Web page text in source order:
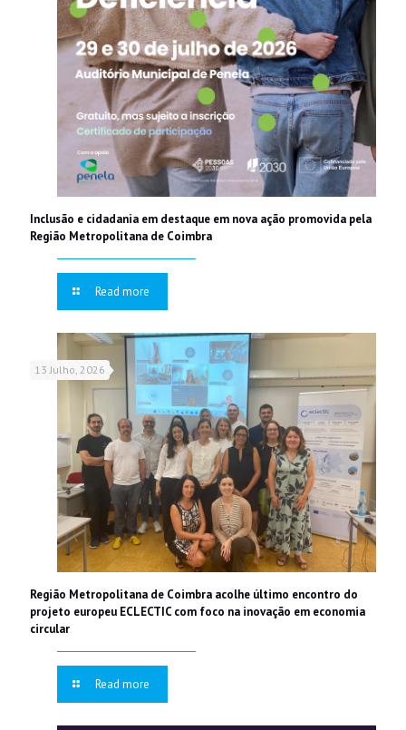
Inclusão e cidadania em destaque em nova ação promovida pela
Região Metropolitana de Coimbra
Read more
13 Julho, 2026
Região Metropolitana de Coimbra acolhe último encontro do
projeto europeu ECLECTIC com foco na inovação em economia
circular
Read more